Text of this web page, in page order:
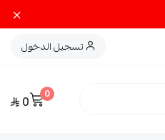
تسجيل الدخول
0
0